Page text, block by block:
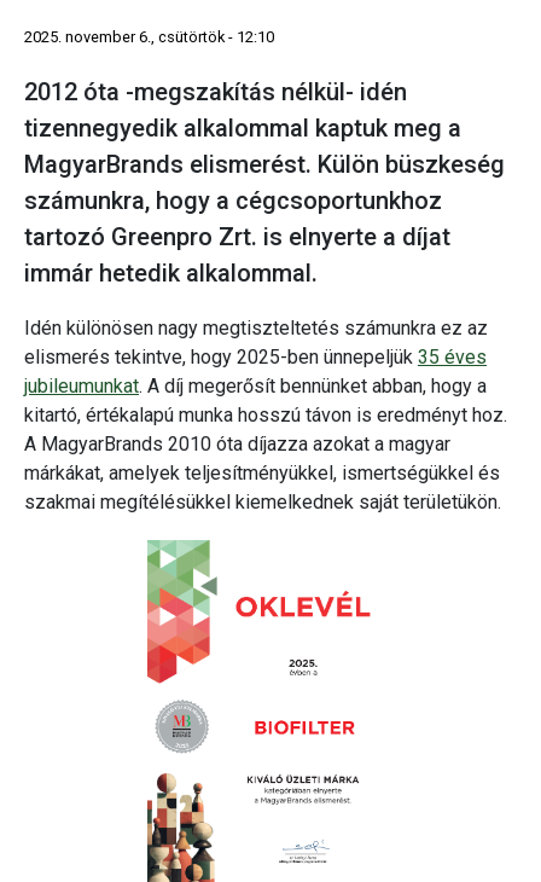
2025. november 6., csütörtök - 12:10
2012 óta -megszakítás nélkül- idén
tizennegyedik alkalommal kaptuk meg a
MagyarBrands elismerést. Külön büszkeség
számunkra, hogy a cégcsoportunkhoz
tartozó Greenpro Zrt. is elnyerte a díjat
immár hetedik alkalommal.
Idén különösen nagy megtiszteltetés számunkra ez az
elismerés tekintve, hogy 2025-ben ünnepeljük 35 éves
jubileumunkat. A díj megerősít bennünket abban, hogy a
kitartó, értékalapú munka hosszú távon is eredményt hoz.
A MagyarBrands 2010 óta díjazza azokat a magyar
márkákat, amelyek teljesítményükkel, ismertségükkel és
szakmai megítélésükkel kiemelkednek saját területükön.